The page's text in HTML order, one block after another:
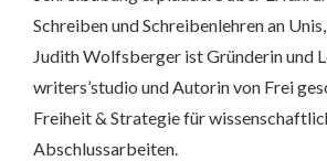
Schreiben und Schreibenlehren an
Judith Wolfsberger ist Gründerin und
writers’studio und Autorin von Frei
Freiheit & Strategie für
Abschlussarbeiten.